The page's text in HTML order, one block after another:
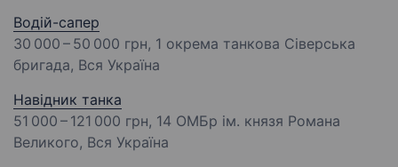
Водій-сапер
30 000 – 50 000 грн, 1 окрема танкова Сіверська
бригада, Вся Україна
Навідник танка
51 000 – 121 000 грн, 14 ОМБр ім. князя Романа
Великого, Вся Україна